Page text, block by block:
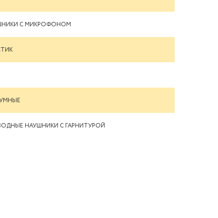
С МИКРОФОНОМ
НАУШНИКИ С ГАРНИТУРОЙ